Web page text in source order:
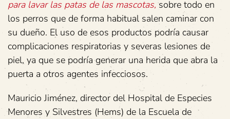
para lavar las patas de las mascotas, sobre todo en
los perros que de forma habitual salen caminar con
su dueño. El uso de esos productos podría causar
complicaciones respiratorias y severas lesiones de
piel, ya que se podría generar una herida que abra la
puerta a otros agentes infecciosos.
Mauricio Jiménez, director del Hospital de Especies
Menores y Silvestres (Hems) de la Escuela de